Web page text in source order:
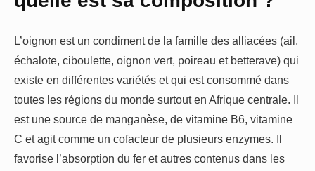
L’oignon est un condiment de la famille des alliacées (ail,
échalote, ciboulette, oignon vert, poireau et betterave) qui
existe en différentes variétés et qui est consommé dans
toutes les régions du monde surtout en Afrique centrale. Il
est une source de manganèse, de vitamine B6, vitamine
C et agit comme un cofacteur de plusieurs enzymes. Il
favorise l’absorption du fer et autres contenus dans les